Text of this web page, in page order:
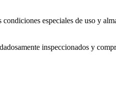
especiales de uso y
inspeccionados y